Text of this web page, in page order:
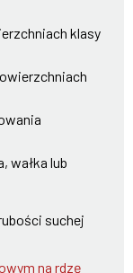
klasy
wałka lub
suchej
na rdzę